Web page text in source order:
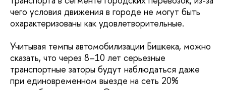
чего условия движения в городе не могут быть
охарактеризованы как удовлетворительные.
Учитывая темпы автомобилизации Бишкека, можно
сказать, что через 8–10 лет серьезные
транспортные заторы будут наблюдаться даже
при единовременном выезде на сеть 20%